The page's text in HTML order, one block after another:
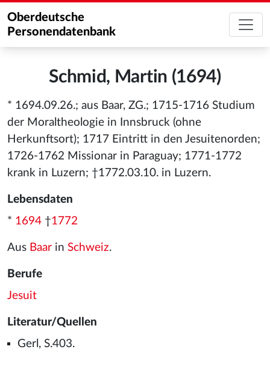
Oberdeutsche
Personendatenbank
Schmid, Martin (1694)
* 1694.09.26.; aus Baar, ZG.; 1715-1716 Studium
der Moraltheologie in Innsbruck (ohne
Herkunftsort); 1717 Eintritt in den Jesuitenorden;
1726-1762 Missionar in Paraguay; 1771-1772
krank in Luzern; †1772.03.10. in Luzern.
Lebensdaten
* 1694 †1772
Aus Baar in Schweiz.
Berufe
Jesuit
Literatur/Quellen
Gerl, S.403.